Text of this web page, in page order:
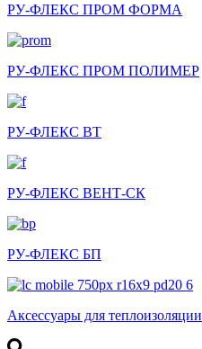
РУ-ФЛЕКС ПРОМ ФОРМА
РУ-ФЛЕКС ПРОМ ПОЛИМЕР
РУ-ФЛЕКС ВТ
РУ-ФЛЕКС ВЕНТ-СК
РУ-ФЛЕКС БП
Аксессуары для теплоизоляции